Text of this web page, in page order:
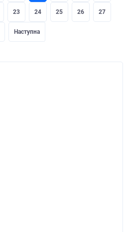
23 24 25 26 27
Наступна